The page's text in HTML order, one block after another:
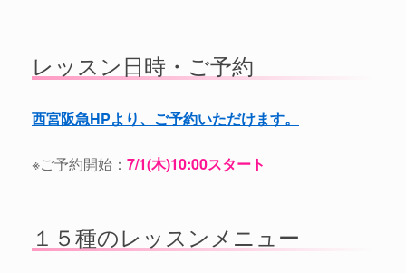
レッスン日時・ご予約
西宮阪急HPより、ご予約いただけます。
※ご予約開始： 7/1(木)10:00スタート
１５種のレッスンメニュー